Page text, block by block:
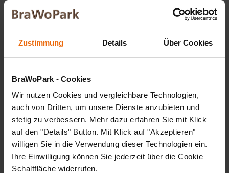
Zustimmung Details Über Cookies
BraWoPark - Cookies
Wir nutzen Cookies und vergleichbare Technologien,
auch von Dritten, um unsere Dienste anzubieten und
stetig zu verbessern. Mehr dazu erfahren Sie mit Klick
auf den "Details" Button. Mit Klick auf "Akzeptieren"
willigen Sie in die Verwendung dieser Technologien ein.
Ihre Einwilligung können Sie jederzeit über die Cookie
Schaltfläche widerrufen.
Interbrand) werden in ihre Farbbestandteile
aufgelöst und über die LED-Tafeln verteilt.
Die Logos der 100 wichtigsten Marken (Quelle: Best
Global Brands 2013 - Interbrand) werden in ihre
verteilt. In einer Endlosschleife tauchen sie auf und
gleiten in die nächsten über.
Markenlogos, insbesondere ihre Farben, spielen eine
wichtige Rolle in der strategischen Verankerung von
Markenbewusstsein in den Köpfen der Konsumenten.
Sobald eine Marke es geschafft hat, nur durch ihre
Farben wiedererkannt zu werden, hat sie den Olymp